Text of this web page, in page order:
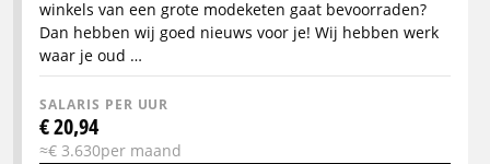
vervoer
winkels van een grote modeketen gaat bevoorraden?
Dan hebben wij goed nieuws voor je! Wij hebben werk
waar je oud …
SALARIS PER UUR
€ 20,94
≈€ 3.630per maand